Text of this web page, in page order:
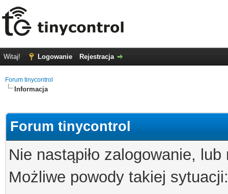
Witaj! Logowanie Rejestracja
Forum tinycontrol
Informacja
Forum tinycontrol
Nie nastąpiło zalogowanie,
Możliwe powody takiej sytuacji: